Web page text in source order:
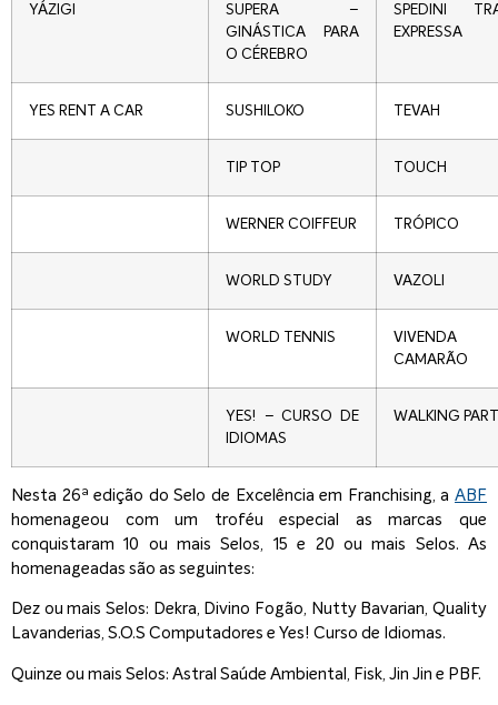
YÁZIGI
SUPERA –
GINÁSTICA PARA
O CÉREBRO
SPEDINI
EXPRESSA
YES RENT A CAR SUSHILOKO TEVAH
TIP TOP TOUCH
WERNER COIFFEUR TRÓPICO
WORLD STUDY VAZOLI
WORLD TENNIS
CAMARÃO
YES! – CURSO DE
IDIOMAS
WALKING
Nesta 26ª edição do Selo de Excelência em Franchising, a ABF
homenageou com um troféu especial as marcas que
conquistaram 10 ou mais Selos, 15 e 20 ou mais Selos. As
homenageadas são as seguintes:
Dez ou mais Selos: Dekra, Divino Fogão, Nutty Bavarian, Quality
Lavanderias, S.O.S Computadores e Yes! Curso de Idiomas.
Quinze ou mais Selos: Astral Saúde Ambiental, Fisk, Jin Jin e PBF.